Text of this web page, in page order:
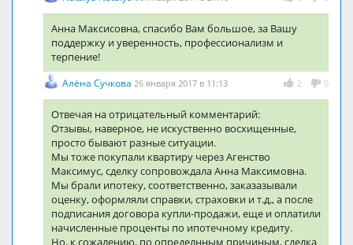
Анна Максисовна, спасибо Вам большое, за Вашу
поддержку и уверенность, профессионализм и
терпение!
2 0
Алёна Сучкова 26 января 2017 в 11:13
Отвечая на отрицательный комментарий:
Отзывы, наверное, не искуственно восхищенные,
просто бывают разные ситуации.
Мы тоже покупали квартиру через Агенство
Максимус, сделку сопровождала Анна Максимовна.
Мы брали ипотеку, соответственно, заказазывали
оценку, оформляли справки, страховки и т.д., а после
подписания договора купли-продажи, еще и оплатили
начисленные проценты по ипотечному кредиту.
Но, к сожалению, по определнным причиным, сделка